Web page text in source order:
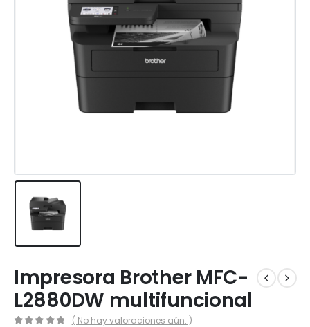
Impresora Brother MFC-
L2880DW multifuncional
( No hay valoraciones aún. )